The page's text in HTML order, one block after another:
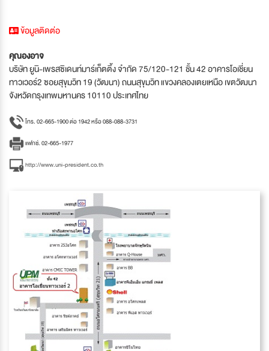
ข้อมูลติดต่อ
คุณองอาจ
บริษัท ยูนิ-เพรสซิเดนท์มาร์เก็ตติ้ง จำกัด 75/120-121 ชั้น 42 อาคารโอเชี่ยน
ทาวเวอร์2 ซอยสุขุมวิท 19 (วัฒนา) ถนนสุขุมวิท แขวงคลองเตยเหนือ เขตวัฒนา
จังหวัดกรุงเทพมหานคร 10110 ประเทศไทย
โทร. 02-665-1900 ต่อ 1942 หรือ 088-088-3731
แฟกซ์. 02-665-1977
http://www.uni-president.co.th